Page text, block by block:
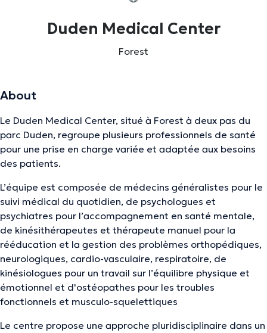
Duden Medical Center
Forest
About
Le Duden Medical Center, situé à Forest à deux pas du
parc Duden, regroupe plusieurs professionnels de santé
pour une prise en charge variée et adaptée aux besoins
des patients.
L’équipe est composée de médecins généralistes pour le
suivi médical du quotidien, de psychologues et
psychiatres pour l’accompagnement en santé mentale,
de kinésithérapeutes et thérapeute manuel pour la
rééducation et la gestion des problèmes orthopédiques,
neurologiques, cardio-vasculaire, respiratoire, de
kinésiologues pour un travail sur l’équilibre physique et
émotionnel et d'ostéopathes pour les troubles
fonctionnels et musculo-squelettiques
Le centre propose une approche pluridisciplinaire dans un